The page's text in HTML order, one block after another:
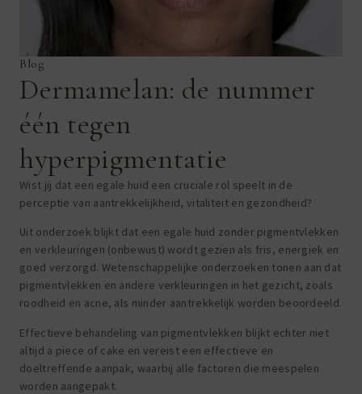
Blog
Dermamelan: de nummer
één tegen
hyperpigmentatie
Wist jij dat een egale huid een cruciale rol speelt in de
perceptie van aantrekkelijkheid, vitaliteit en gezondheid?
Uit onderzoek blijkt dat een egale huid zonder pigmentvlekken
en verkleuringen (onbewust) wordt gezien als fris, energiek en
goed verzorgd. Wetenschappelijke onderzoeken tonen aan dat
pigmentvlekken en andere verkleuringen in het gezicht, zoals
roodheid en acne, als minder aantrekkelijk worden beoordeeld.
Effectieve behandeling van pigmentvlekken blijkt echter niet
altijd a piece of cake en vereist een effectieve en
doeltreffende aanpak, waarbij alle factoren die meespelen
worden aangepakt.